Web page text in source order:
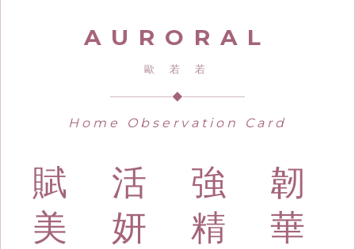
AURORAL
歐 若 若
◆
Home Observation Card
賦 活 強 韌
美 妍 精 華